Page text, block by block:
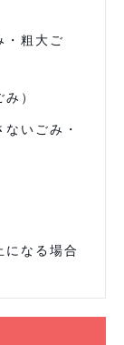
・粗大ご
）
いごみ・
になる場合